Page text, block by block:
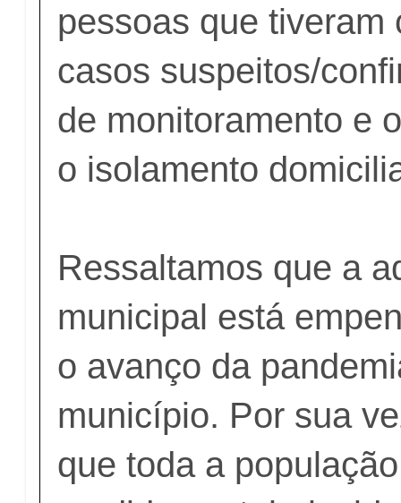
pessoas que tiveram
casos suspeitos/
de monitoramento e
o isolamento
Ressaltamos que a
municipal está
o avanço da
município. Por sua
que toda a